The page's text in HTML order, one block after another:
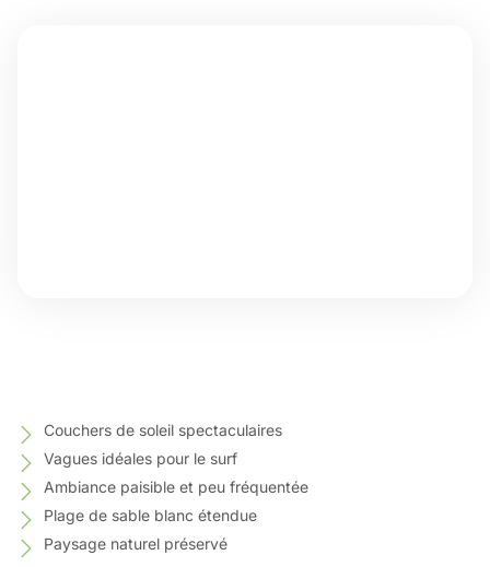
Couchers de soleil spectaculaires
Vagues idéales pour le surf
Ambiance paisible et peu fréquentée
Plage de sable blanc étendue
Paysage naturel préservé